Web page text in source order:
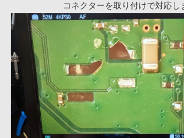
コネクターを取り付けで対応し